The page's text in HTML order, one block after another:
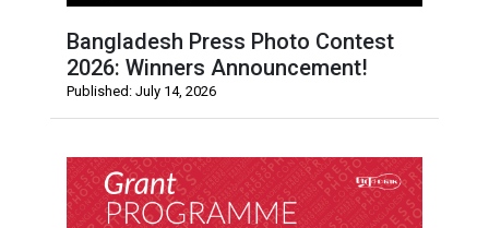
Bangladesh Press Photo Contest
2026: Winners Announcement!
Published: July 14, 2026